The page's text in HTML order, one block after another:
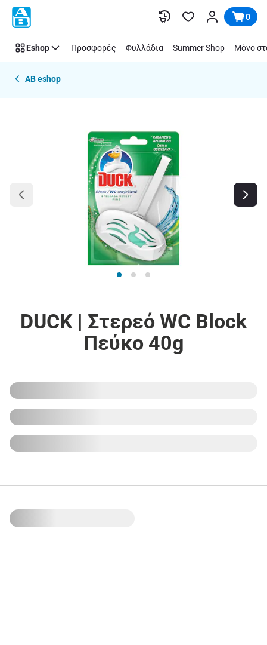
Παράλειψη 0
Eshop Προσφορές Φυλλάδια Summer Shop Μόνο
AB eshop
DUCK | Στερεό WC Block
Πεύκο 40g